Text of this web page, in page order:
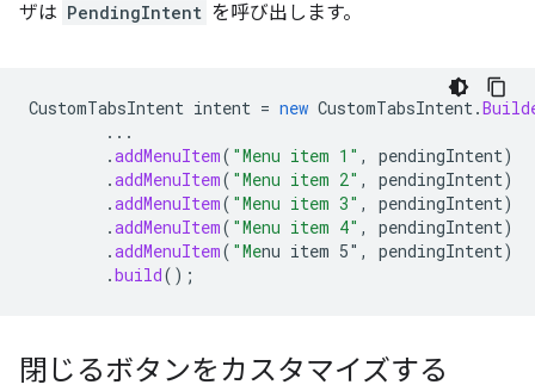
ザは PendingIntent を呼び出します。
CustomTabsIntent intent = new CustomTabsIntent.
...
.addMenuItem( "Menu item 1" , pendingIntent)
.addMenuItem( "Menu item 2" , pendingIntent)
.addMenuItem( "Menu item 3" , pendingIntent)
.addMenuItem( "Menu item 4" , pendingIntent)
.addMenuItem( "Menu item 5" , pendingIntent)
.build();
閉じるボタンをカスタマイズする